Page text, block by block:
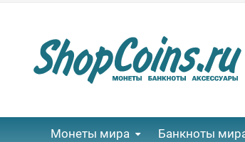
Монеты мира Банкноты